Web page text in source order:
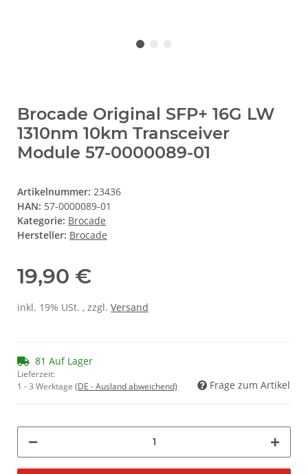
Brocade Original SFP+ 16G LW
1310nm 10km Transceiver
Module 57-0000089-01
Artikelnummer: 23436
HAN: 57-0000089-01
Kategorie: Brocade
Hersteller: Brocade
19,90 €
inkl. 19% USt. , zzgl. Versand
81 Auf Lager
Lieferzeit:
1 - 3 Werktage (DE - Ausland abweichend) Frage zum Artikel